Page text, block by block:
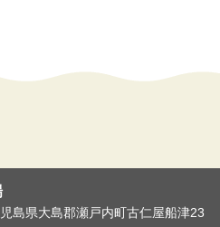
島県大島郡瀬戸内町古仁屋船津23